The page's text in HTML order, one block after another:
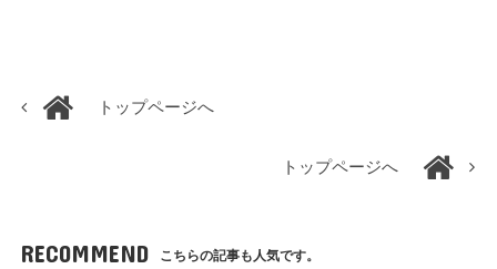
トップページへ
トップページへ
RECOMMEND こちらの記事も人気です。